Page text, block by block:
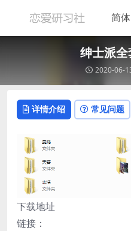
绅士派
2020-06-
详情介绍 常见问题
下载地址
链接：